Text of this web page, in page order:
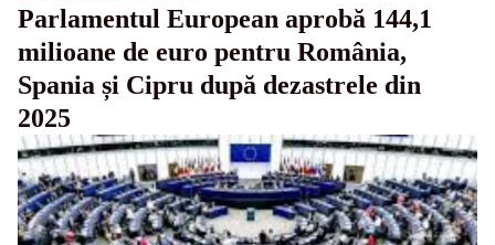
Parlamentul European aprobă 144,1
milioane de euro pentru România,
Spania și Cipru după dezastrele din
2025